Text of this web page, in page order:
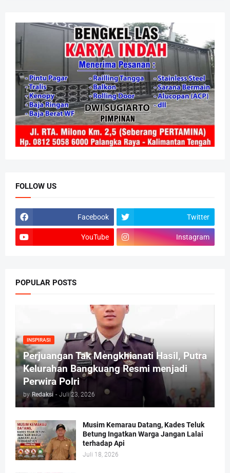
FOLLOW US
Facebook Twitter
YouTube Instagram
POPULAR POSTS
INSPIRASI
Perjuangan Tak Mengkhianati Hasil, Putra
Kelurahan Bangkuang Resmi menjadi
Perwira Polri
by Redaksi - Juli 23, 2026
Musim Kemarau Datang, Kades Teluk
Betung Ingatkan Warga Jangan Lalai
terhadap Api
Juli 18, 2026